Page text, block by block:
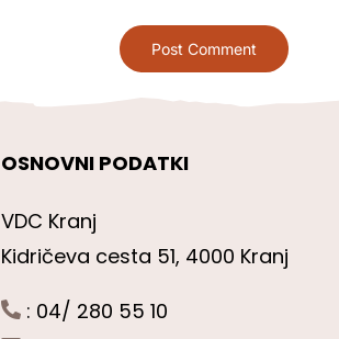
OSNOVNI PODATKI
VDC Kranj
Kidričeva cesta 51, 4000 Kranj
: 04/ 280 55 10